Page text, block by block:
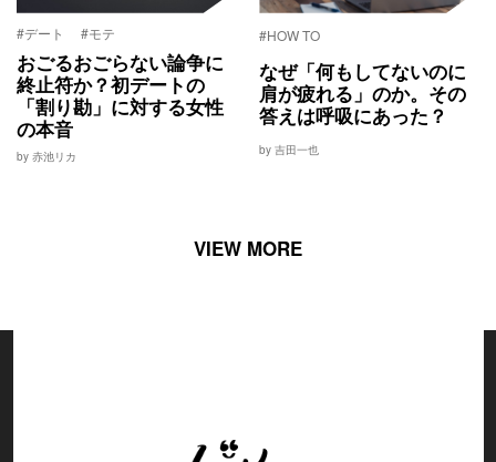
#デート #モテ
おごるおごらない論争に
終止符か？初デートの
「割り勘」に対する女性
の本音
by 赤池リカ
#HOW TO
なぜ「何もしてないのに
肩が疲れる」のか。その
答えは呼吸にあった？
by 吉田一也
VIEW MORE